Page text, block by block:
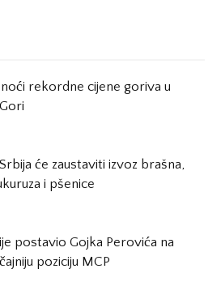
rekordne cijene goriva u
će zaustaviti izvoz brašna,
i pšenice
postavio Gojka Perovića na
poziciju MCP